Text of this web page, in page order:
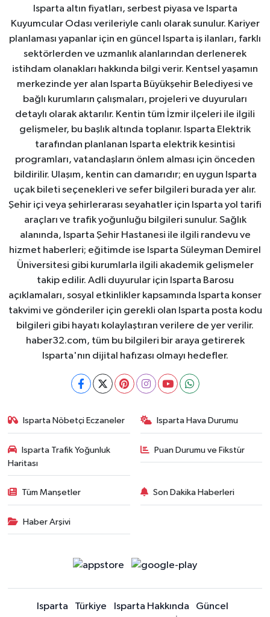
Isparta altın fiyatları, serbest piyasa ve Isparta
Kuyumcular Odası verileriyle canlı olarak sunulur. Kariyer
planlaması yapanlar için en güncel Isparta iş ilanları, farklı
sektörlerden ve uzmanlık alanlarından derlenerek
istihdam olanakları hakkında bilgi verir. Kentsel yaşamın
merkezinde yer alan Isparta Büyükşehir Belediyesi ve
bağlı kurumların çalışmaları, projeleri ve duyuruları
detaylı olarak aktarılır. Kentin tüm İzmir ilçeleri ile ilgili
gelişmeler, bu başlık altında toplanır. Isparta Elektrik
tarafından planlanan Isparta elektrik kesintisi
programları, vatandaşların önlem alması için önceden
bildirilir. Ulaşım, kentin can damarıdır; en uygun Isparta
uçak bileti seçenekleri ve sefer bilgileri burada yer alır.
Şehir içi veya şehirlerarası seyahatler için Isparta yol tarifi
araçları ve trafik yoğunluğu bilgileri sunulur. Sağlık
alanında, Isparta Şehir Hastanesi ile ilgili randevu ve
hizmet haberleri; eğitimde ise Isparta Süleyman Demirel
Üniversitesi gibi kurumlarla ilgili akademik gelişmeler
takip edilir. Adli duyurular için Isparta Barosu
açıklamaları, sosyal etkinlikler kapsamında Isparta konser
takvimi ve gönderiler için gerekli olan Isparta posta kodu
bilgileri gibi hayatı kolaylaştıran verilere de yer verilir.
haber32.com, tüm bu bilgileri bir araya getirerek
Isparta'nın dijital hafızası olmayı hedefler.
Isparta Nöbetçi Eczaneler Isparta Hava Durumu
Isparta Trafik Yoğunluk
Haritası
Puan Durumu ve Fikstür
Tüm Manşetler Son Dakika Haberleri
Haber Arşivi
Isparta Türkiye Isparta Hakkında
Güncel